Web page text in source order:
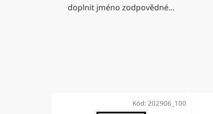
doplnit jméno zodpovědné...
Kód: 202906_100